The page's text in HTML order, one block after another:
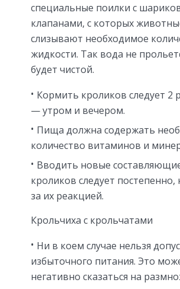
специальные поилки с
клапанами, с которых
слизывают необходимое
жидкости. Так вода не
будет чистой.
Кормить кроликов следует 2
— утром и вечером.
Пища должна содержать
количество витаминов и
Вводить новые
кроликов следует постепенно,
за их реакцией.
Крольчиха с крольчатами
Ни в коем случае нельзя
избыточного питания. Это
негативно сказаться на